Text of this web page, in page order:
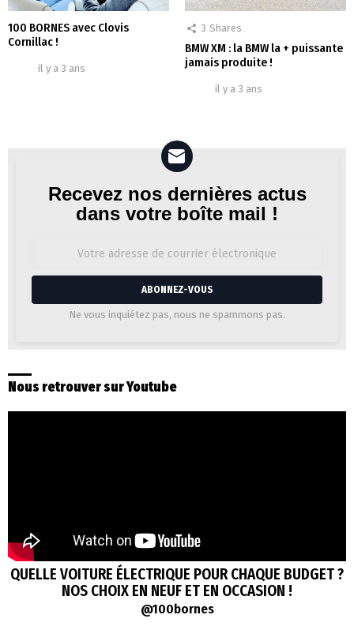
100 BORNES avec Clovis
Cornillac !
il y a 3 ans
3 Shares
BMW XM : la BMW la + puissante
jamais produite !
il y a 3 ans
Newsletter
Recevez nos dernières actus
dans votre boîte mail !
Ne vous inquiétez pas, nous ne spammons pas.
Nous retrouver sur Youtube
QUELLE VOITURE ÉLECTRIQUE POUR CHAQUE BUDGET ?
NOS CHOIX EN NEUF ET EN OCCASION !
@100bornes